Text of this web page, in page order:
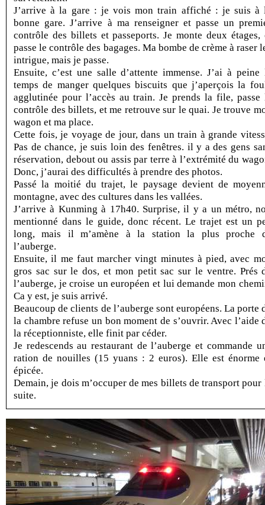
J’arrive à la gare : je vois mon train affiché : je suis à
bonne gare. J’arrive à ma renseigner et passe un
contrôle des billets et passeports. Je monte deux étages,
passe le contrôle des bagages. Ma bombe de crème à raser
intrigue, mais je passe.
Ensuite, c’est une salle d’attente immense. J’ai à peine
temps de manger quelques biscuits que j’aperçois la
agglutinée pour l’accès au train. Je prends la file, passe
contrôle des billets, et me retrouve sur le quai. Je trouve
wagon et ma place.
Cette fois, je voyage de jour, dans un train à grande
Pas de chance, je suis loin des fenêtres. il y a des gens
réservation, debout ou assis par terre à l’extrémité du
Donc, j’aurai des difficultés à prendre des photos.
Passé la moitié du trajet, le paysage devient de
montagne, avec des cultures dans les vallées.
J’arrive à Kunming à 17h40. Surprise, il y a un métro,
mentionné dans le guide, donc récent. Le trajet est un
long, mais il m’amène à la station la plus proche
l’auberge.
Ensuite, il me faut marcher vingt minutes à pied, avec
gros sac sur le dos, et mon petit sac sur le ventre. Prés
l’auberge, je croise un européen et lui demande mon
Ca y est, je suis arrivé.
Beaucoup de clients de l’auberge sont européens. La porte
la chambre refuse un bon moment de s’ouvrir. Avec l’aide
la réceptionniste, elle finit par céder.
Je redescends au restaurant de l’auberge et commande
ration de nouilles (15 yuans : 2 euros). Elle est énorme
épicée.
Demain, je dois m’occuper de mes billets de transport pour
suite.